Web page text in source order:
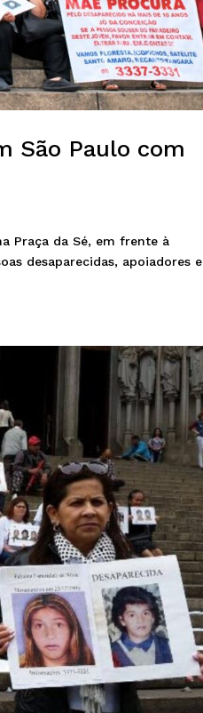
São Paulo com
Praça da Sé, em frente à
desaparecidas, apoiadores e